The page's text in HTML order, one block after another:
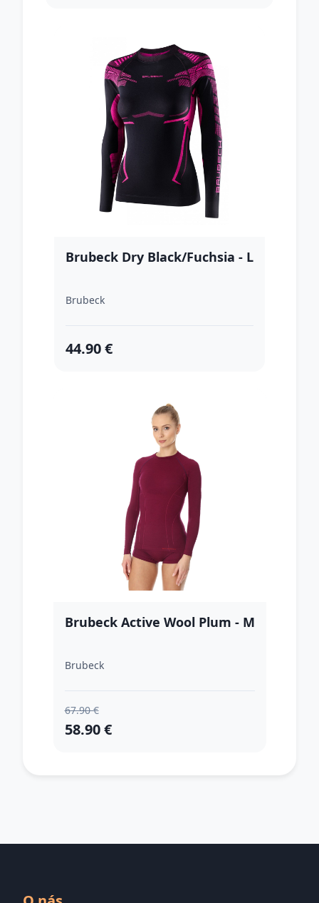
Brubeck Dry Black/Fuchsia - L
Brubeck
44.90 €
Brubeck Active Wool Plum - M
Brubeck
67.90 €
58.90 €